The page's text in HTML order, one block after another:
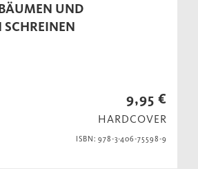
UND
SCHREINEN
9,95 €
HARDCOVER
ISBN: 978-3-406-75598-9